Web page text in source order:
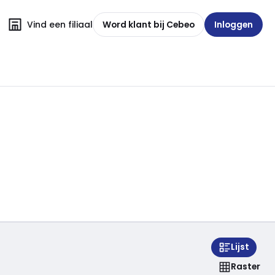
Vind een filiaal Word klant bij Cebeo Inloggen
Lijst
Raster